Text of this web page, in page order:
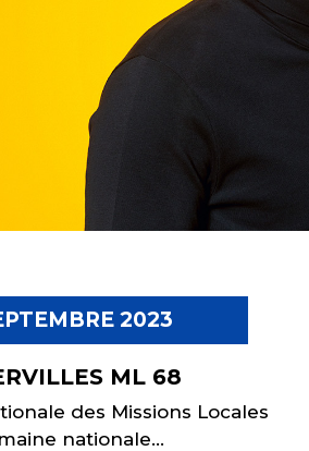
2023
ML 68
des Missions Locales
nationale...